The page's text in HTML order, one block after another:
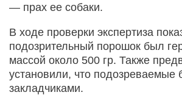
— прах ее собаки.
В ходе проверки экспертиза
подозрительный порошок был
массой около 500 гр. Также
установили, что подозреваемые
закладчиками.